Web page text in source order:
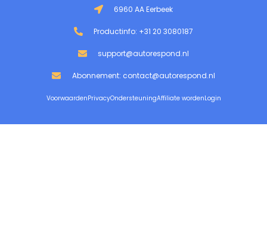
6960 AA Eerbeek
Productinfo: +31 20 3080187
support@autorespond.nl
Abonnement: contact@autorespond.nl
VoorwaardenPrivacyOndersteuningAffiliate wordenLogin